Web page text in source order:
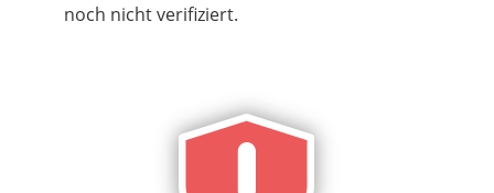
noch nicht verifiziert.